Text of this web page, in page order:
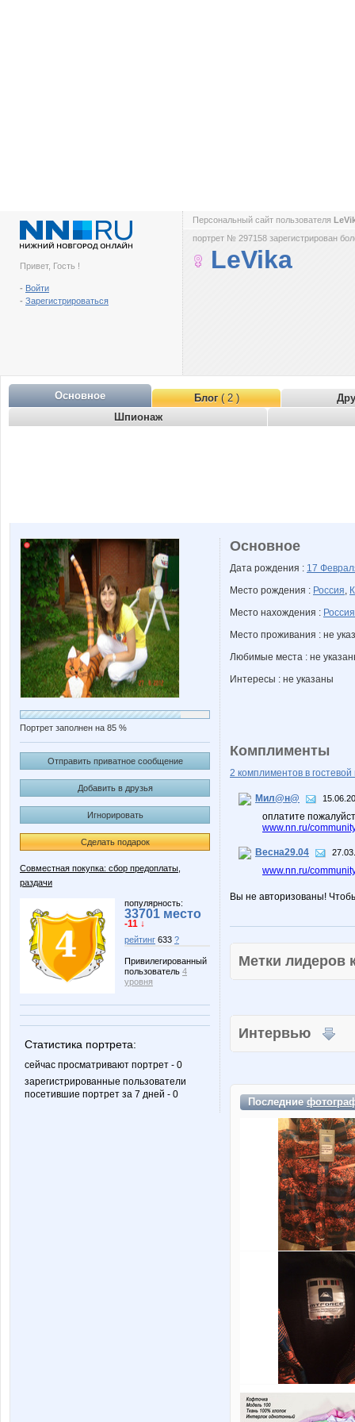
Привет, Гость !
- Войти
- Зарегистрироваться
Персональный сайт пользователя
портрет № 297158 зарегистрирован
LeVika
Основное Блог( 2 )
Шпионаж
Портрет заполнен на 85 %
Отправить приватное сообщение
Добавить в друзья
Игнорировать
Сделать подарок
Совместная покупка: сбор предоплаты,
раздачи
популярность:
33701 место
-11 ↓
рейтинг 633 ?
Привилегированный
пользователь 4
уровня
Статистика портрета:
сейчас просматривают портрет - 0
зарегистрированные пользователи
посетившие портрет за 7 дней - 0
Основное
Дата рождения : 17
Место рождения : Россия,
Место нахождения : Россия
Место проживания : не
Любимые места : не
Интересы : не указаны
Комплименты
2 комплиментов в гостевой
Мил@н@
оплатите
www.nn.ru/
Весна29.04
www.nn.ru/
Вы не авторизованы!
Метки
Интервью
Последние